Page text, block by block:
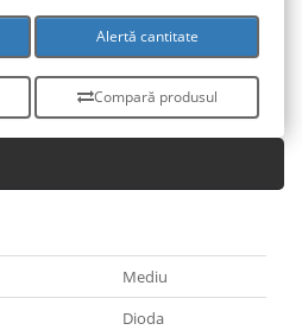
Alertă cantitate
Compară produsul
Mediu
Dioda